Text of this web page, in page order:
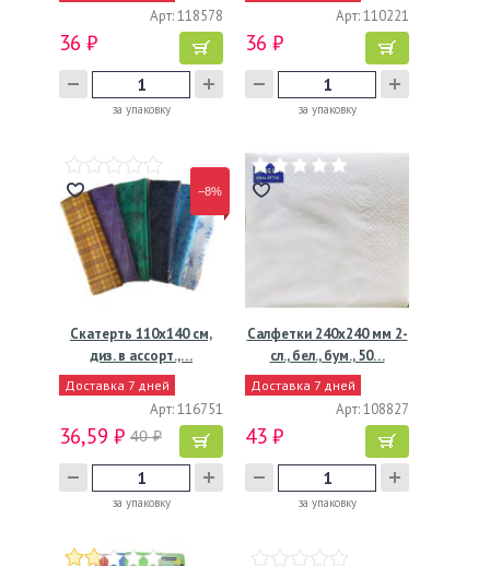
Арт: 118578
36 ₽
за упаковку
Арт: 110221
36 ₽
за упаковку
−8%
Скатерть 110х140 см,
диз. в ассорт.,…
Доставка 7 дней
Арт: 116751
36,59 ₽ 40 ₽
за упаковку
Салфетки 240х240 мм 2-
сл., бел., бум., 50…
Доставка 7 дней
Арт: 108827
43 ₽
за упаковку